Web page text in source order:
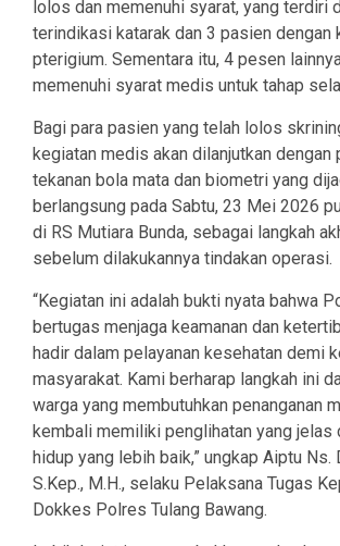
lolos dan memenuhi syarat, yang terdiri
terindikasi katarak dan 3 pasien dengan
pterigium. Sementara itu, 4 pesen
memenuhi syarat medis untuk tahap
Bagi para pasien yang telah lolos
kegiatan medis akan dilanjutkan dengan
tekanan bola mata dan biometri yang
berlangsung pada Sabtu, 23 Mei 2026
di RS Mutiara Bunda, sebagai langkah
sebelum dilakukannya tindakan operasi.
“Kegiatan ini adalah bukti nyata bahwa
bertugas menjaga keamanan dan
hadir dalam pelayanan kesehatan demi
masyarakat. Kami berharap langkah ini
warga yang membutuhkan penanganan
kembali memiliki penglihatan yang jelas
hidup yang lebih baik,” ungkap Aiptu Ns.
S.Kep., M.H., selaku Pelaksana Tugas
Dokkes Polres Tulang Bawang.